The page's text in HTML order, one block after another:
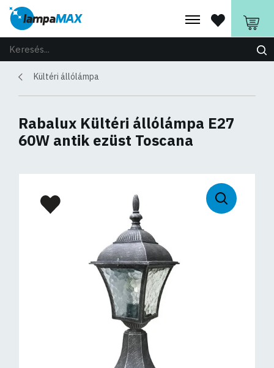
Kültéri állólámpa
Rabalux Kültéri állólámpa E27
60W antik ezüst Toscana